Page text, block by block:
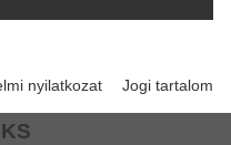
nyilatkozat Jogi tartalom